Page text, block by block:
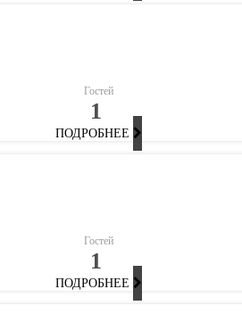
Гостей
1
ПОДРОБНЕЕ
Гостей
1
ПОДРОБНЕЕ